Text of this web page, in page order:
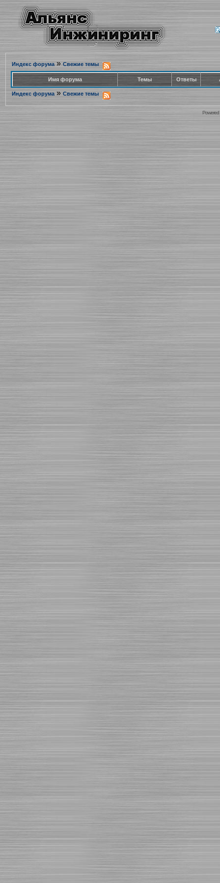
Индекс форума» Свежие темы
Имя форума Темы Ответы
Индекс форума » Свежие темы